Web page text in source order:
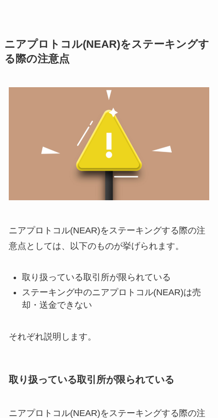
ニアプロトコル(NEAR)をステーキングす
る際の注意点
ニアプロトコル(NEAR)をステーキングする際の注
意点としては、以下のものが挙げられます。
取り扱っている取引所が限られている
ステーキング中のニアプロトコル(NEAR)は売
却・送金できない
それぞれ説明します。
取り扱っている取引所が限られている
ニアプロトコル(NEAR)をステーキングする際の注